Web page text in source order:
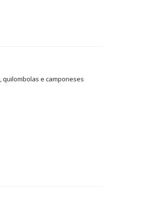
quilombolas e camponeses